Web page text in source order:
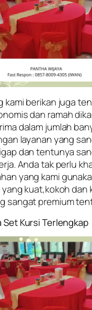
kami berikan juga
dan ramah
dalam jumlah
layanan yang
dan tentunya
Anda tak perlu
yang kami
kuat,kokoh dan
sangat premium
Set Kursi Terlengkap